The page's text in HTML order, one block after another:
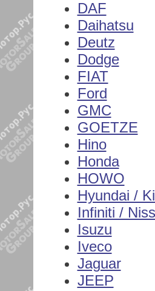
DAF
Daihatsu
Deutz
Dodge
FIAT
Ford
GMC
GOETZE
Hino
Honda
HOWO
Hyundai /
Infiniti /
Isuzu
Iveco
Jaguar
JEEP